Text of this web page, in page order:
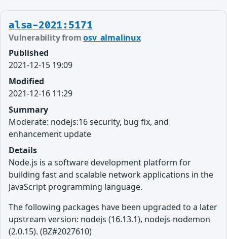
alsa-2021:5171
Vulnerability fromosv_almalinux
Published
2021-12-15 19:09
Modified
2021-12-16 11:29
Summary
Moderate: nodejs:16 security, bug fix, and
enhancement update
Details
Node.js is a software development platform for
building fast and scalable network applications in the
JavaScript programming language.
The following packages have been upgraded to a later
upstream version: nodejs (16.13.1), nodejs-nodemon
(2.0.15). (BZ#2027610)